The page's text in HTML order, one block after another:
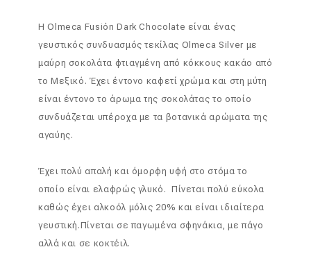
Η Olmeca Fusión Dark Chocolate είναι ένας
γευστικός συνδυασμός τεκίλας Olmeca Silver με
μαύρη σοκολάτα φτιαγμένη από κόκκους κακάο από
το Μεξικό. Έχει έντονο καφετί χρώμα και στη μύτη
είναι έντονο το άρωμα της σοκολάτας το οποίο
συνδυάζεται υπέροχα με τα βοτανικά αρώματα της
αγαύης.
Έχει πολύ απαλή και όμορφη υφή στο στόμα το
οποίο είναι ελαφρώς γλυκό. Πίνεται πολύ εύκολα
καθώς έχει αλκοόλ μόλις 20% και είναι ιδιαίτερα
γευστική.Πίνεται σε παγωμένα σφηνάκια, με πάγο
αλλά και σε κοκτέιλ.